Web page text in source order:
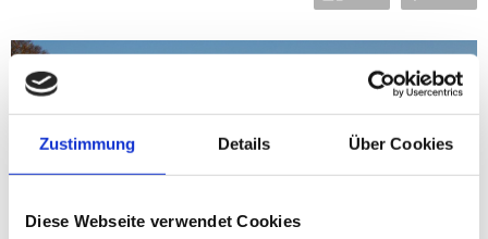
Zustimmung Details Über Cookies
Diese Webseite verwendet Cookies